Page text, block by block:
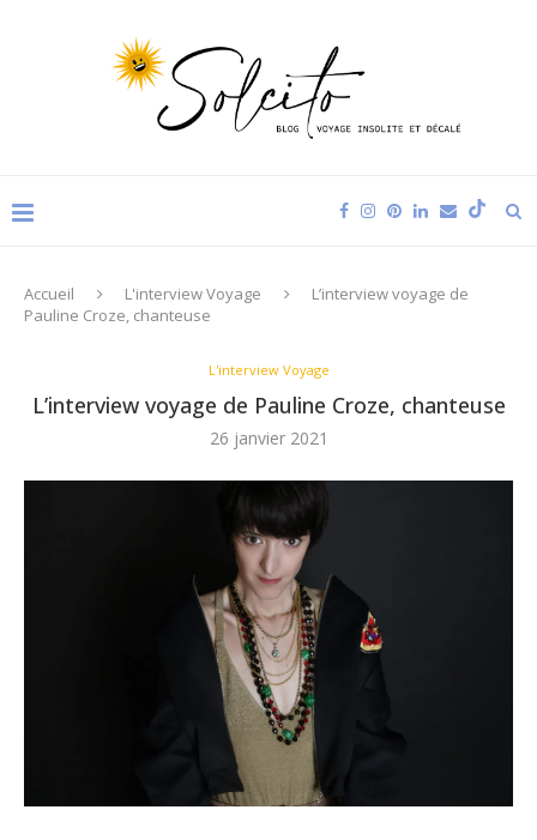
Accueil L'interview Voyage
L’interview voyage de
Pauline Croze, chanteuse
L'interview Voyage
L’interview voyage de Pauline Croze, chanteuse
26 janvier 2021